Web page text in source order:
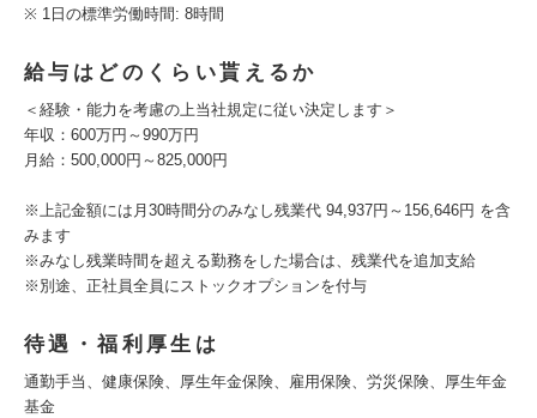
※ 1日の標準労働時間: 8時間
給与はどのくらい貰えるか
＜経験・能力を考慮の上当社規定に従い決定します＞
年収：600万円～990万円
月給：500,000円～825,000円
※上記金額には月30時間分のみなし残業代 94,937円～156,646円 を含
みます
※みなし残業時間を超える勤務をした場合は、残業代を追加支給
※別途、正社員全員にストックオプションを付与
待遇・福利厚生は
通勤手当、健康保険、厚生年金保険、雇用保険、労災保険、厚生年金
基金